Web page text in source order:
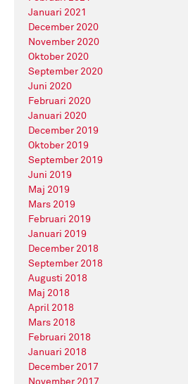
Januari 2021
December 2020
November 2020
Oktober 2020
September 2020
Juni 2020
Februari 2020
Januari 2020
December 2019
Oktober 2019
September 2019
Juni 2019
Maj 2019
Mars 2019
Februari 2019
Januari 2019
December 2018
September 2018
Augusti 2018
Maj 2018
April 2018
Mars 2018
Februari 2018
Januari 2018
December 2017
November 2017